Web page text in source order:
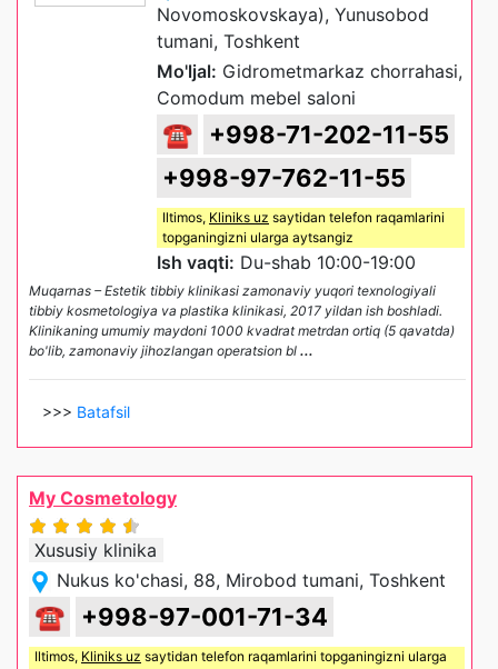
Novomoskovskaya), Yunusobod
tumani, Toshkent
Mo'ljal: Gidrometmarkaz chorrahasi,
Comodum mebel saloni
☎
+998-71-202-11-55
+998-97-762-11-55
Iltimos, Kliniks uz saytidan telefon raqamlarini
topganingizni ularga aytsangiz
Ish vaqti: Du-shab 10:00-19:00
Muqarnas – Estetik tibbiy klinikasi zamonaviy yuqori texnologiyali
tibbiy kosmetologiya va plastika klinikasi, 2017 yildan ish boshladi.
Klinikaning umumiy maydoni 1000 kvadrat metrdan ortiq (5 qavatda)
bo'lib, zamonaviy jihozlangan operatsion bl ...
>>> Batafsil
My Cosmetology
Xususiy klinika
Nukus ko'chasi, 88, Mirobod tumani, Toshkent
☎ +998-97-001-71-34
Iltimos, Kliniks uz saytidan telefon raqamlarini topganingizni ularga